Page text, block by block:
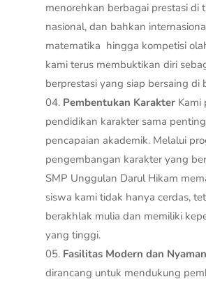
menorehkan berbagai prestasi di
nasional, dan bahkan
matematika hingga kompetisi
kami terus membuktikan diri
berprestasi yang siap bersaing di
Pembentukan KarakterKami
pendidikan karakter sama
pencapaian akademik. Melalui
pengembangan karakter yang
SMP Unggulan Darul Hikam
siswa kami tidak hanya cerdas,
berakhlak mulia dan memiliki
yang tinggi.
Fasilitas Modern dan Nyaman
dirancang untuk mendukung